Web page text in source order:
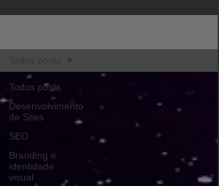
Todos posts
Desenvolvimento
de Sites
SEO
Branding e
identidade
visual